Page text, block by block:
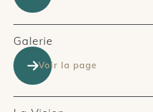
Galerie
Voir la page